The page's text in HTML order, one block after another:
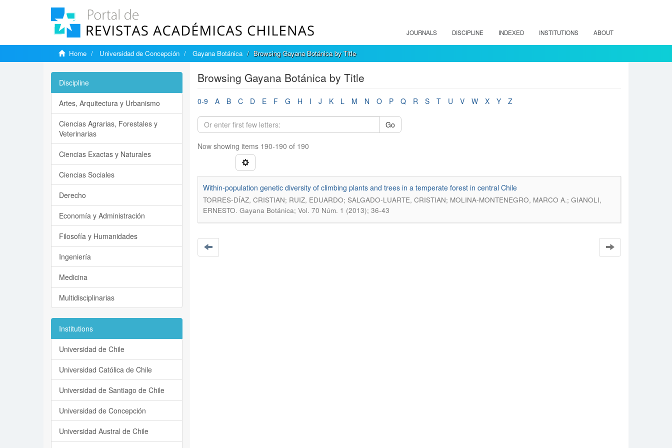
JOURNALS DISCIPLINE INDEXED INSTITUTIONS ABOUT
Home Universidad de Concepción Gayana Botánica Browsing Gayana Botánica by Title
Browsing Gayana Botánica by Title
0-9 A B C D E F G H I J K L M N O P Q R S T U V W X Y Z
Go
Now showing items 190-190 of 190
Within-population genetic diversity of climbing plants and trees in a temperate forest in central Chile
TORRES-DÍAZ, CRISTIAN; RUIZ, EDUARDO; SALGADO-LUARTE, CRISTIAN; MOLINA-MONTENEGRO, MARCO A.; GIANOLI,
ERNESTO. Gayana Botánica; Vol. 70 Núm. 1 (2013); 36-43
Discipline
Artes, Arquitectura y Urbanismo
Ciencias Agrarias, Forestales y
Veterinarias
Ciencias Exactas y Naturales
Ciencias Sociales
Derecho
Economía y Administración
Filosofía y Humanidades
Ingeniería
Medicina
Multidisciplinarias
Institutions
Universidad de Chile
Universidad Católica de Chile
Universidad de Santiago de Chile
Universidad de Concepción
Universidad Austral de Chile